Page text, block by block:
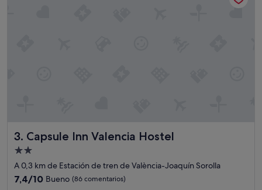
3. Capsule Inn Valencia Hostel
Capsule Inn Valencia Hostel
Alojamiento
de
2.0 estrellas
A 0,3 km de Estación de tren de València-Joaquín Sorolla
7.4
7,4/10 Bueno (86 comentarios)